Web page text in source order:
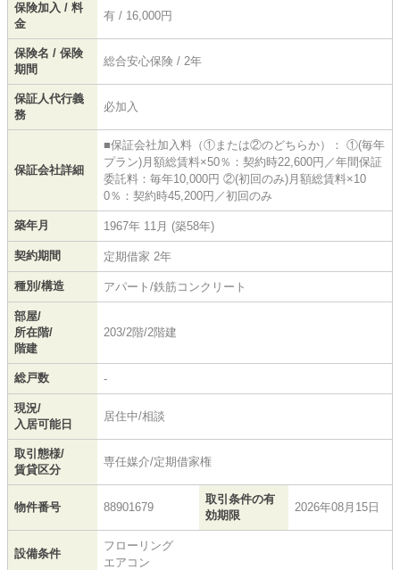
保険加入 / 料
金
有 / 16,000円
保険名 / 保険
期間
総合安心保険 / 2年
保証人代行義
務
必加入
保証会社詳細
■保証会社加入料（①または②のどちらか）： ①(毎年
プラン)月額総賃料×50％：契約時22,600円／年間保証
委託料：毎年10,000円 ②(初回のみ)月額総賃料×10
0％：契約時45,200円／初回のみ
築年月 1967年 11月 (築58年)
契約期間 定期借家 2年
種別/構造 アパート/鉄筋コンクリート
部屋/
所在階/
階建
203/2階/2階建
総戸数 -
現況/
入居可能日
居住中/相談
取引態様/
賃貸区分
専任媒介/定期借家権
物件番号 88901679
取引条件の有
効期限
2026年08月15日
設備条件
フローリング
エアコン